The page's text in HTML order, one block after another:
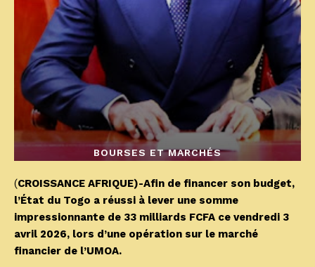
BOURSES ET MARCHÉS
(CROISSANCE AFRIQUE)-Afin de financer son budget,
l’État du Togo a réussi à lever une somme
impressionnante de 33 milliards FCFA ce vendredi 3
avril 2026, lors d’une opération sur le marché
financier de l’UMOA.